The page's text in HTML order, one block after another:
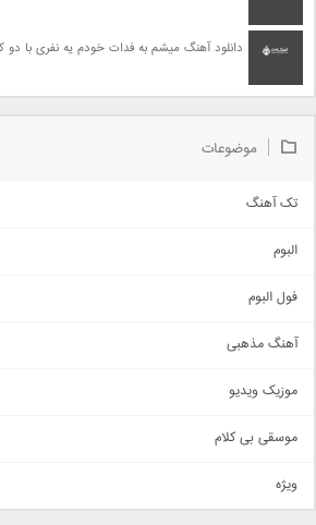
دانلود آهنگ میشم به فدات خودم یه نفری با دو
موضوعات
تک آهنگ
اجتماعی
حماسی
سنتی
اهنگ بندرعباسی
دمو
مذهبی
البوم
فول البوم
آهنگ مذهبی
موزیک ویدیو
موسقی بی کلام
ویژه